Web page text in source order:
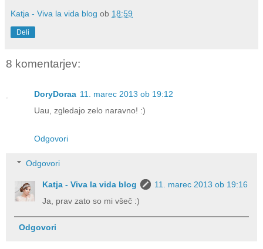
Katja - Viva la vida blog ob 18:59
Deli
8 komentarjev:
DoryDoraa 11. marec 2013 ob 19:12
Uau, zgledajo zelo naravno! :)
Odgovori
Odgovori
Katja - Viva la vida blog
11. marec 2013 ob 19:16
Ja, prav zato so mi všeč :)
Odgovori